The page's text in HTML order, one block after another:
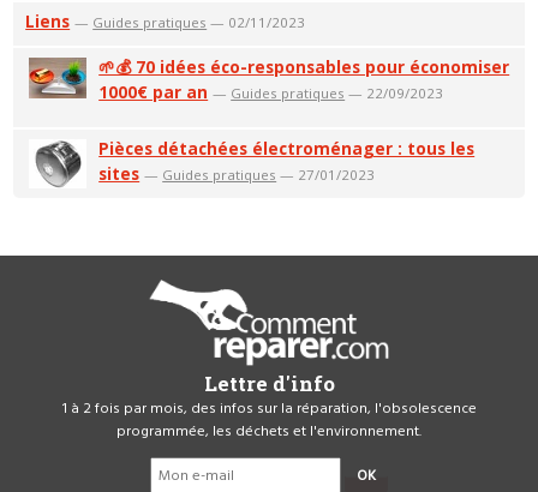
Liens — Guides pratiques — 02/11/2023
🌱💰 70 idées éco-responsables pour économiser
1000€ par an — Guides pratiques — 22/09/2023
Pièces détachées électroménager : tous les
sites — Guides pratiques — 27/01/2023
Lettre d'info
1 à 2 fois par mois, des infos sur la réparation, l'obsolescence
programmée, les déchets et l'environnement.
OK